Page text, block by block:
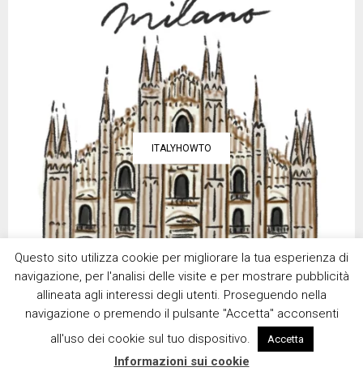
ITALYHOWTO
Questo sito utilizza cookie per migliorare la tua esperienza di
navigazione, per l'analisi delle visite e per mostrare pubblicità
allineata agli interessi degli utenti. Proseguendo nella
navigazione o premendo il pulsante "Accetta" acconsenti
all'uso dei cookie sul tuo dispositivo.
Accetta
Informazioni sui cookie